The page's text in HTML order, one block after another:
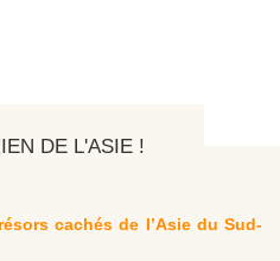
DE L'ASIE !
cachés de l’Asie du Sud-